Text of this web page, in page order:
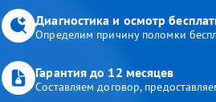
Диагностика и осмотр
Определим причину поломки
Гарантия до 12 месяцев
Составляем договор,